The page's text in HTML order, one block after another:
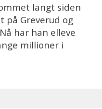
langt siden
på Greverud og
har han elleve
millioner i